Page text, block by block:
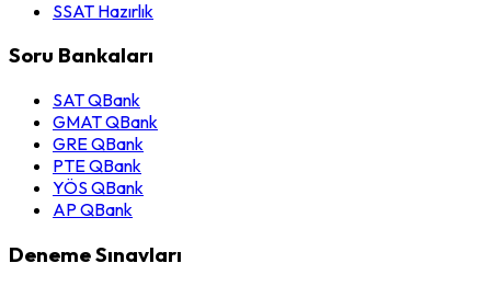
SSAT Hazırlık
Soru Bankaları
SAT QBank
GMAT QBank
GRE QBank
PTE QBank
YÖS QBank
AP QBank
Deneme Sınavları